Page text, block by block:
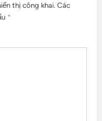
thị công khai. Các
*